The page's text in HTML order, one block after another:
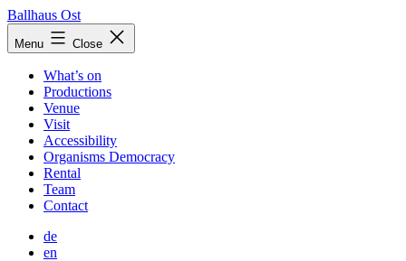
Skip
to
content
Ballhaus Ost
Ballhaus
Ost
Menu Close
What’s on
Productions
Venue
Visit
Accessibility
Organisms Democracy
Rental
Team
Contact
de
en